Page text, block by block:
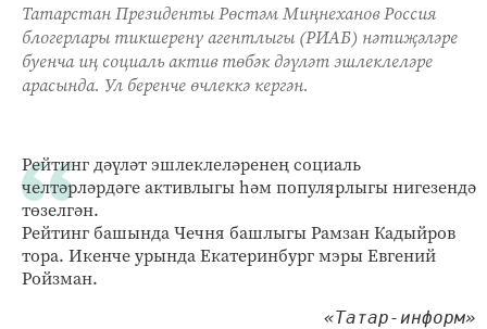
Татарстан Президенты Рөстәм Миңнеханов Россия
блогерлары тикшеренү агентлыгы (РИАБ) нәтиҗәләре
буенча иң социаль актив төбәк дәүләт эшлеклеләре
арасында. Ул беренче өчлеккә кергән.
Рейтинг дәүләт эшлеклеләренең социаль
челтәрләрдәге активлыгы һәм популярлыгы нигезендә
төзелгән.
Рейтинг башында Чечня башлыгы Рамзан Кадыйров
тора. Икенче урында Екатеринбург мэры Евгений
Ройзман.
«Татар-информ»